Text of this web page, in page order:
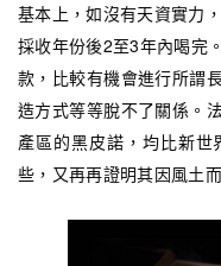
基本上，如沒有天資實力
採收年份後2至3年內喝完
款，比較有機會進行所謂
造方式等等脫不了關係。
產區的黑皮諾，均比新
些，又再再證明其因風土